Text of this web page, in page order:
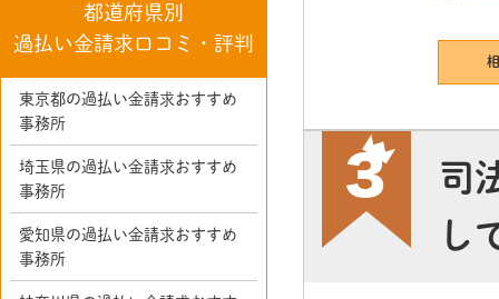
司
し
都道府県別
過払い金請求口コミ・評判
東京都の過払い金請求おすすめ
事務所
埼玉県の過払い金請求おすすめ
事務所
愛知県の過払い金請求おすすめ
事務所